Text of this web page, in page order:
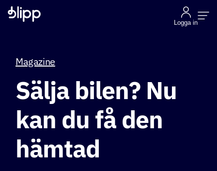
Logga in
Magazine
Sälja bilen? Nu
kan du få den
hämtad